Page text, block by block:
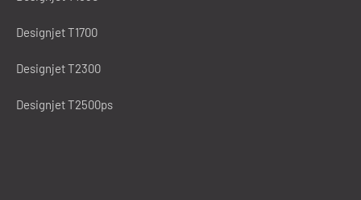
Designjet T1700
Designjet T2300
Designjet T2500ps